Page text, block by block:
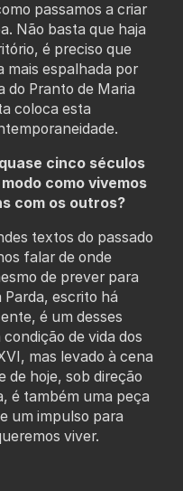
passamos a criar
Não basta que haja
é preciso que
mais espalhada por
do Pranto de Maria
coloca esta
cinco séculos
como vivemos
com os outros?
textos do passado
falar de onde
de prever para
Parda, escrito há
é um desses
de vida dos
mas levado à cena
de hoje, sob direção
é também uma peça
um impulso para
viver.